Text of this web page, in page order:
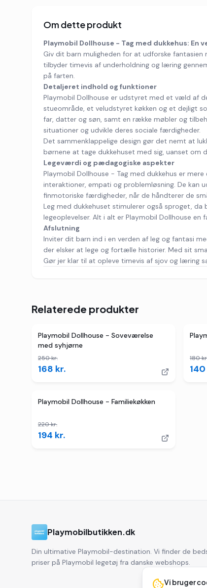
Om dette produkt
Playmobil Dollhouse - Tag med dukkehus: En
Giv dit barn muligheden for at udforske
tilbyder timevis af underholdning og læring
på farten.
Detaljeret indhold og funktioner
Playmobil Dollhouse er udstyret med et væld af
stueområde, et veludstyret køkken og et dejligt
far, datter og søn, samt en række møbler og
situationer og udvikle deres sociale færdigheder.
Det sammenklappelige design gør det nemt at
børnene at tage dukkehuset med sig, uanset om
Legeværdi og pædagogiske aspekter
Playmobil Dollhouse - Tag med dukkehus er
interaktioner, empati og problemløsning. De kan
finmotoriske færdigheder, når de håndterer de
Leg med dukkehuset stimulerer også sproget,
legeoplevelser. Alt i alt er Playmobil Dollhouse
Afslutning
Inviter dit barn ind i en verden af leg og fantasi
der elsker at lege og fortælle historier. Med sit
Gør jer klar til at opleve timevis af sjov og læring
Relaterede produkter
TILBUD
3butikker
Playmobil Dollhouse - Soveværelse
med syhjørne
250kr.
168 kr.
3
180
140
TILBUD
2butikker
Playmobil Dollhouse - Familiekøkken
220kr.
194 kr.
Playmobilbutikken.dk
Din ultimative Playmobil-destination. Vi finder de
priser på Playmobil legetøj fra danske webshops.
Vi bruger